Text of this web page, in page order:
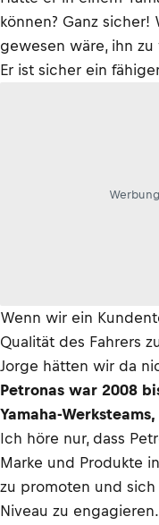
können? Ganz sicher!
gewesen wäre, ihn
Er ist sicher ein
Werbung
Wenn wir ein
Qualität des Fahrers
Jorge hätten wir da
Petronas war 2008
Yamaha-
Ich höre nur, dass
Marke und Produkte
zu promoten und
Niveau zu engagieren.